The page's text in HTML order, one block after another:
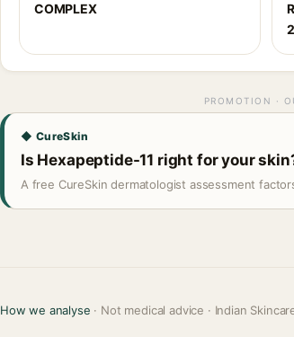
COMPLEX
PROMOTION ·
◆ CureSkin
Is Hexapeptide-11 right for your
A free CureSkin dermatologist assessment
How we analyse · Not medical advice · Indian